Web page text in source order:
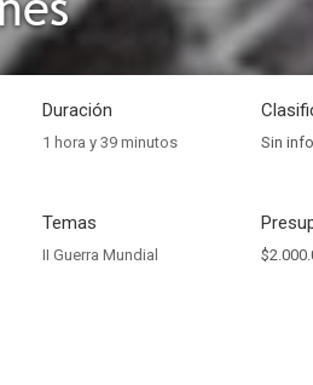
Duración
1 hora y 39 minutos Sin
Temas
II Guerra Mundial